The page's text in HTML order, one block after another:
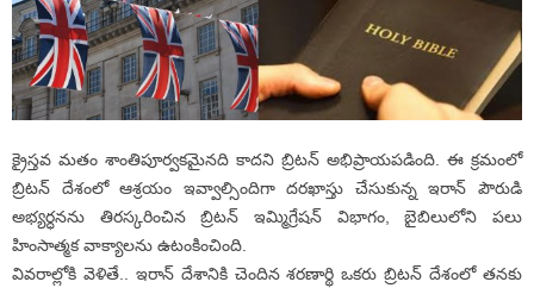
క్రైస్తవ మతం శాంతిపూర్వకమైనది కాదని బ్రిటన్ అభిప్రాయపడింది. ఈ క్రమంలో
బ్రిటన్ దేశంలో ఆశ్రయం ఇవ్వాల్సిందిగా దరఖాస్తు చేసుకున్న ఇరాన్ పౌరుడి
అభ్యర్ధనను తిరస్కరించిన బ్రిటన్ ఇమ్మిగ్రేషన్ విభాగం, బైబిలులోని పలు
హింసాత్మక వాక్యాలను ఉటంకించింది.
వివరాల్లోకి వెళితే.. ఇరాన్ దేశానికి చెందిన శరణార్థి ఒకరు బ్రిటన్ దేశంలో తనకు